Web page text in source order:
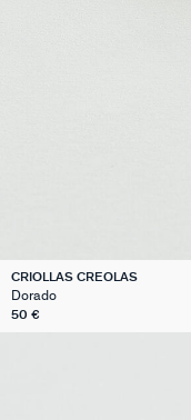
CRIOLLAS CREOLAS
Dorado
50 €